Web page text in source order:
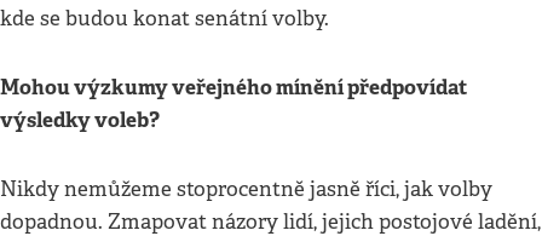
kde se budou konat senátní volby.
Mohou výzkumy veřejného mínění předpovídat
výsledky voleb?
Nikdy nemůžeme stoprocentně jasně říci, jak volby
dopadnou. Zmapovat názory lidí, jejich postojové ladění,